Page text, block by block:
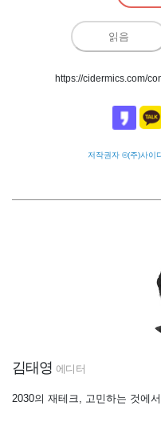
읽음
https://cidermics.com/
저작권자 ©(주)사이
김태영 에디터
2030의 재테크, 고민하는 것에